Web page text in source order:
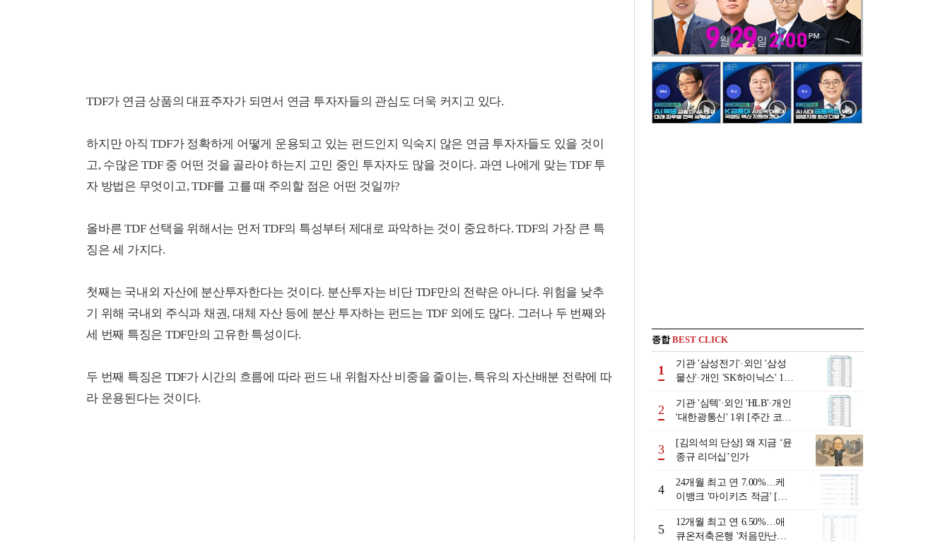
TDF가 연금 상품의 대표주자가 되면서 연금 투자자들의 관심도 더욱 커지고 있다.
하지만 아직 TDF가 정확하게 어떻게 운용되고 있는 펀드인지 익숙지 않은 연금 투자자들도 있을 것이
고, 수많은 TDF 중 어떤 것을 골라야 하는지 고민 중인 투자자도 많을 것이다. 과연 나에게 맞는 TDF 투
자 방법은 무엇이고, TDF를 고를 때 주의할 점은 어떤 것일까?
올바른 TDF 선택을 위해서는 먼저 TDF의 특성부터 제대로 파악하는 것이 중요하다. TDF의 가장 큰 특
징은 세 가지다.
첫째는 국내외 자산에 분산투자한다는 것이다. 분산투자는 비단 TDF만의 전략은 아니다. 위험을 낮추
기 위해 국내외 주식과 채권, 대체 자산 등에 분산 투자하는 펀드는 TDF 외에도 많다. 그러나 두 번째와
세 번째 특징은 TDF만의 고유한 특성이다.
두 번째 특징은 TDF가 시간의 흐름에 따라 펀드 내 위험자산 비중을 줄이는, 특유의 자산배분 전략에 따
라 운용된다는 것이다.
종합BEST CLICK
1
기관 '삼성전기'·외인 '삼성
물산'·개인 'SK하이닉스' 1위
년 8월3일~8월7일]
2
기관 '심텍'·외인 'HLB'·개인
'대한광통신' 1위 [주간 코스
월7일]
3
[김의석의 단상] 왜 지금 ‘윤
종규 리더십’인가
4
24개월 최고 연 7.00%…케
이뱅크 '마이키즈 적금' [이
주]
5
12개월 최고 연 6.50%…애
큐온저축은행 '처음만난적